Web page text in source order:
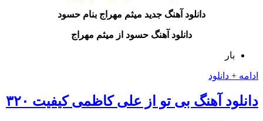
دانلود آهنگ جدید میثم مهراج بنام حسود
دانلود آهنگ حسود از میثم مهراج
بار
ادامه + دانلود
دانلود آهنگ بی تو از علی کاظمی کیفیت ۳۲۰